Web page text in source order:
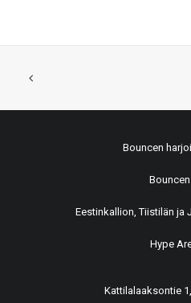
Bouncen
Eestinkallion, Tiistilän ja
Hype
Kattilalaaksontie